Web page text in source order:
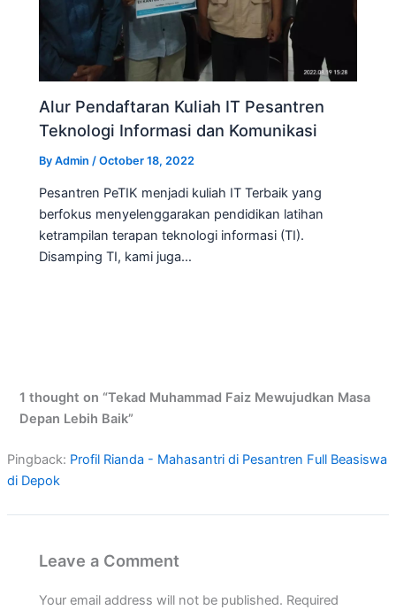
Alur Pendaftaran Kuliah IT Pesantren
Teknologi Informasi dan Komunikasi
ByAdmin /October 18, 2022
Pesantren PeTIK menjadi kuliah IT Terbaik yang
berfokus menyelenggarakan pendidikan latihan
ketrampilan terapan teknologi informasi (TI).
Disamping TI, kami juga…
1 thought on “Tekad Muhammad Faiz Mewujudkan Masa
Depan Lebih Baik”
Pingback: Profil Rianda - Mahasantri di Pesantren Full Beasiswa
di Depok
Leave a Comment
Your email address will not be published. Required